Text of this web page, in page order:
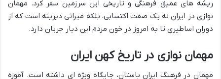
ریشه های عمیق فرهنگی و تاریخی این سرزمین سفر کرد. مهمان
نوازی در ایران نه یک صفت اکتسابی، بلکه میراثی دیرینه است که از
دوران اساطیری تا به امروز در خون مردم این دیار جریان دارد.
مهمان نوازی در تاریخ کهن ایران
مهمان در فرهنگ ایران باستان، جایگاه ویژه ای داشته است. آموزه